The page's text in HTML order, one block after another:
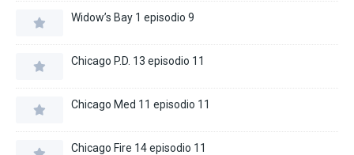
Widow’s Bay 1 episodio 9
Chicago P.D. 13 episodio 11
Chicago Med 11 episodio 11
Chicago Fire 14 episodio 11